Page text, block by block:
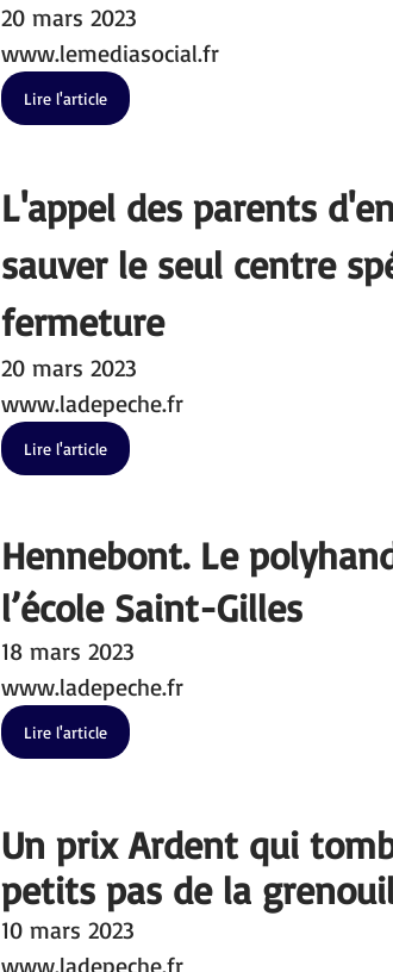
20 mars 2023
www.lemediasocial.fr
Lire l'article
L'appel des parents
sauver le seul centre
fermeture
20 mars 2023
www.ladepeche.fr
Lire l'article
Hennebont. Le
l’école Saint-Gilles
18 mars 2023
www.ladepeche.fr
Lire l'article
Un prix Ardent qui
petits pas de la
10 mars 2023
www.ladepeche.fr